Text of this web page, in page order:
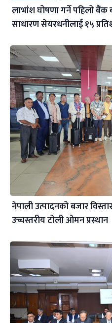
लाभांश घोषणा गर्ने पहिलो
साधारण सेयरधनीलाई १५
नेपाली उत्पादनको बजार
उच्चस्तरीय टोली ओमन प्रस्थान